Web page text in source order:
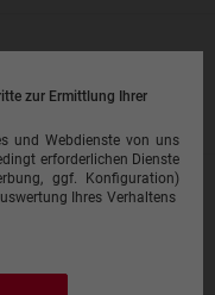
und Salat
zur Ermittlung Ihrer
und Webdienste von uns
erforderlichen Dienste
ggf. Konfiguration)
Ihres Verhaltens